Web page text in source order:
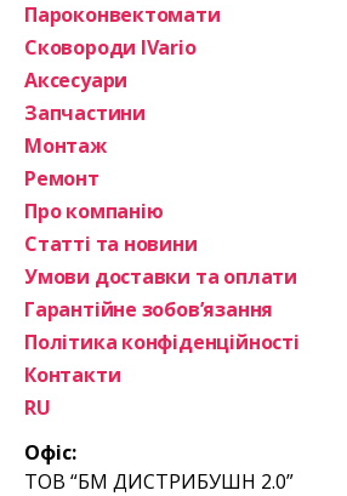
Офіс:
ТОВ “БМ ДИСТРИБУШН 2.0”
Пароконвектомати
Сковороди IVario
Аксесуари
Запчастини
Монтаж
Ремонт
Про компанію
Статті та новини
Умови доставки та оплати
Гарантійне зобов’язання
Політика конфіденційності
Контакти
RU